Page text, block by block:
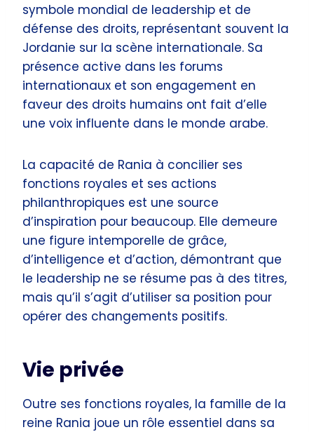
symbole mondial de leadership et de
défense des droits, représentant souvent la
Jordanie sur la scène internationale. Sa
présence active dans les forums
internationaux et son engagement en
faveur des droits humains ont fait d’elle
une voix influente dans le monde arabe.
La capacité de Rania à concilier ses
fonctions royales et ses actions
philanthropiques est une source
d’inspiration pour beaucoup. Elle demeure
une figure intemporelle de grâce,
d’intelligence et d’action, démontrant que
le leadership ne se résume pas à des titres,
mais qu’il s’agit d’utiliser sa position pour
opérer des changements positifs.
Vie privée
Outre ses fonctions royales, la famille de la
reine Rania joue un rôle essentiel dans sa